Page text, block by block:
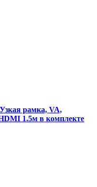
рамка, VA,
1.5м в комплекте